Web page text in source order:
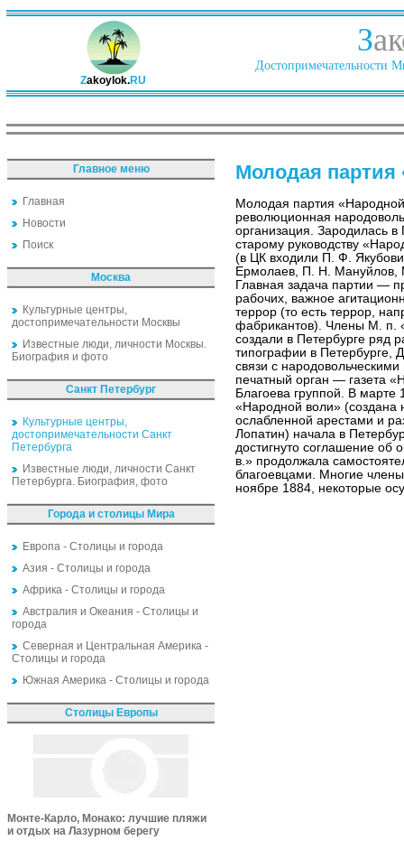
Zakoylok.RU
З
Достопримечательности
Главное меню
Главная
Новости
Поиск
Москва
Культурные центры,
достопримечательности Москвы
Известные люди, личности Москвы.
Биография и фото
Санкт Петербург
Культурные центры,
достопримечательности Санкт
Петербурга
Известные люди, личности Санкт
Петербурга. Биография, фото
Города и столицы Мира
Европа - Столицы и города
Азия - Столицы и города
Африка - Столицы и города
Австралия и Океания - Столицы и
города
Северная и Центральная Америка -
Столицы и города
Южная Америка - Столицы и города
Столицы Европы
Монте-Карло, Монако: лучшие пляжи
и отдых на Лазурном берегу
Молодая
Молодая партия
революционная
организация. Зародилась
старому руководству
(в ЦК входили П. Ф.
Ермолаев, П. Н. Мануйлов,
Главная задача партии —
рабочих, важное
террор (то есть террор,
фабрикантов). Члены М. п.
создали в Петербурге ряд
типографии в Петербурге,
связи с народовольческими
печатный орган — газета
Благоева группой. В марте
«Народной воли» (создана
ослабленной арестами и
Лопатин) начала в
достигнуто соглашение об
в.» продолжала
благоевцами. Многие
ноябре 1884, некоторые